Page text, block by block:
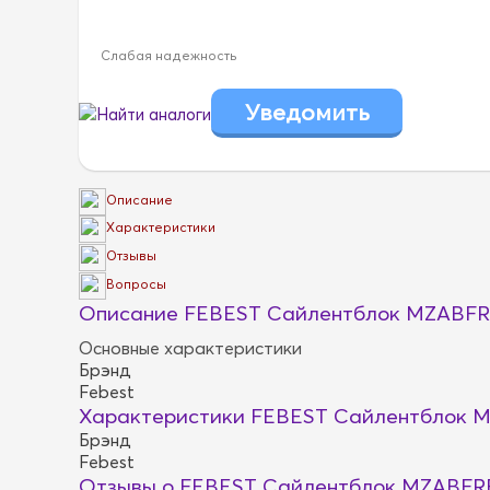
Слабая надежность
Найти аналоги
Описание
Характеристики
Отзывы
Вопросы
Описание FEBEST Сайлентблок
Основные характеристики
Брэнд
Febest
Характеристики FEBEST Сайлентблок
Брэнд
Febest